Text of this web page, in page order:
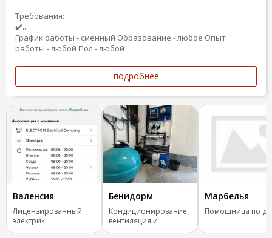
Требования:
✔️...
График работы - сменный Образование - любое Опыт
работы - любой Пол - любой
подробнее
Валенсия
Лицензированный
электрик
Бенидорм
Кондиционирование,
вентиляция и
отопление.
Марбелья
Помощница по